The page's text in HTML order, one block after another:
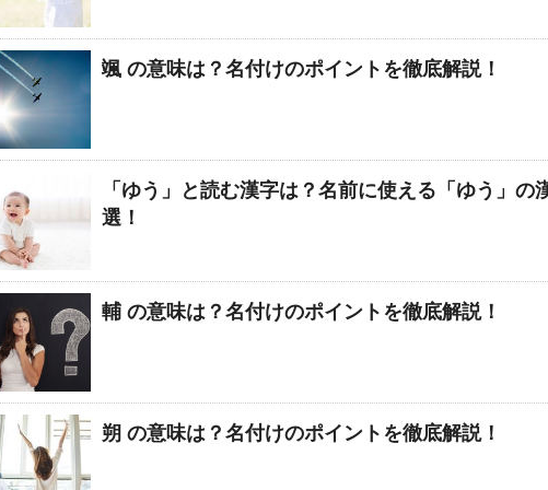
颯 の意味は？名付けのポイントを徹底解説！
「ゆう」と読む漢字は？名前に使える「ゆう」の
選！
輔 の意味は？名付けのポイントを徹底解説！
朔 の意味は？名付けのポイントを徹底解説！